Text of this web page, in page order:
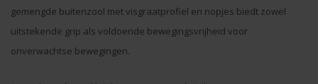
gemengde buitenzool met visgraatprofiel en nopjes biedt zowel
uitstekende grip als voldoende bewegingsvrijheid voor
onverwachtse bewegingen.